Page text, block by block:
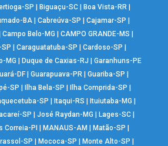
SP |Biguaçu-SC |Boa Vista-RR |
BA| Cabreúva-SP | Cajamar-SP |
Campo Belo-MG |CAMPO GRANDE-MS |
| Caraguatatuba-SP | Cardoso-SP |
MG | Duque de Caxias-RJ | Garanhuns-PE
DF| Guarapuava-PR | Guariba-SP |
SP | Ilha Bela-SP | Ilha Comprida-SP |
SP | Itaqui-RS | Ituiutaba-MG |
SP | José Raydan-MG | Lages-SC|
Correia-PI | MANAUS-AM | Matão-SP |
SP |Mococa-SP |Monte Alto-SP |